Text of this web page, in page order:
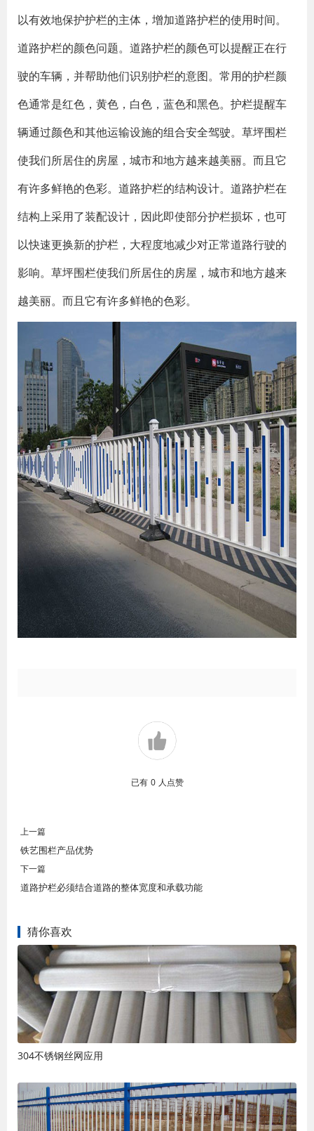
以有效地保护护栏的主体，增加道路护栏的使用时间。
道路护栏的颜色问题。道路护栏的颜色可以提醒正在行
驶的车辆，并帮助他们识别护栏的意图。常用的护栏颜
色通常是红色，黄色，白色，蓝色和黑色。护栏提醒车
辆通过颜色和其他运输设施的组合安全驾驶。草坪围栏
使我们所居住的房屋，城市和地方越来越美丽。而且它
有许多鲜艳的色彩。道路护栏的结构设计。道路护栏在
结构上采用了装配设计，因此即使部分护栏损坏，也可
以快速更换新的护栏，大程度地减少对正常道路行驶的
影响。草坪围栏使我们所居住的房屋，城市和地方越来
越美丽。而且它有许多鲜艳的色彩。
已有 0 人点赞
上一篇
铁艺围栏产品优势
下一篇
道路护栏必须结合道路的整体宽度和承载功能
猜你喜欢
304不锈钢丝网应用